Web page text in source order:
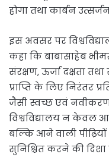
होगा तथा कार्बन
इस अवसर पर
कहा कि बाबासाहेब
संरक्षण, ऊर्जा दक्षता
प्राप्ति के लिए निरंतर
जैसी स्वच्छ एवं
विश्वविद्यालय न केवल
बल्कि आने वाली
सुनिश्चित करने की